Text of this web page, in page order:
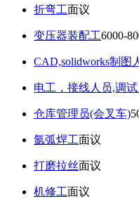
折弯工面议
变压器装配工6000-
CAD,solidworks制图
电工，接线人员,调试
仓库管理员(会叉车)
氩弧焊工面议
打磨拉丝面议
机修工面议